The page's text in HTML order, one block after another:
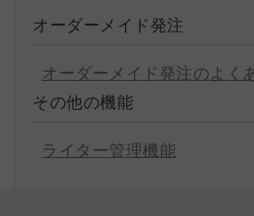
オーダーメイド発注
オーダーメイド発注のよく
その他の機能
ライター管理機能